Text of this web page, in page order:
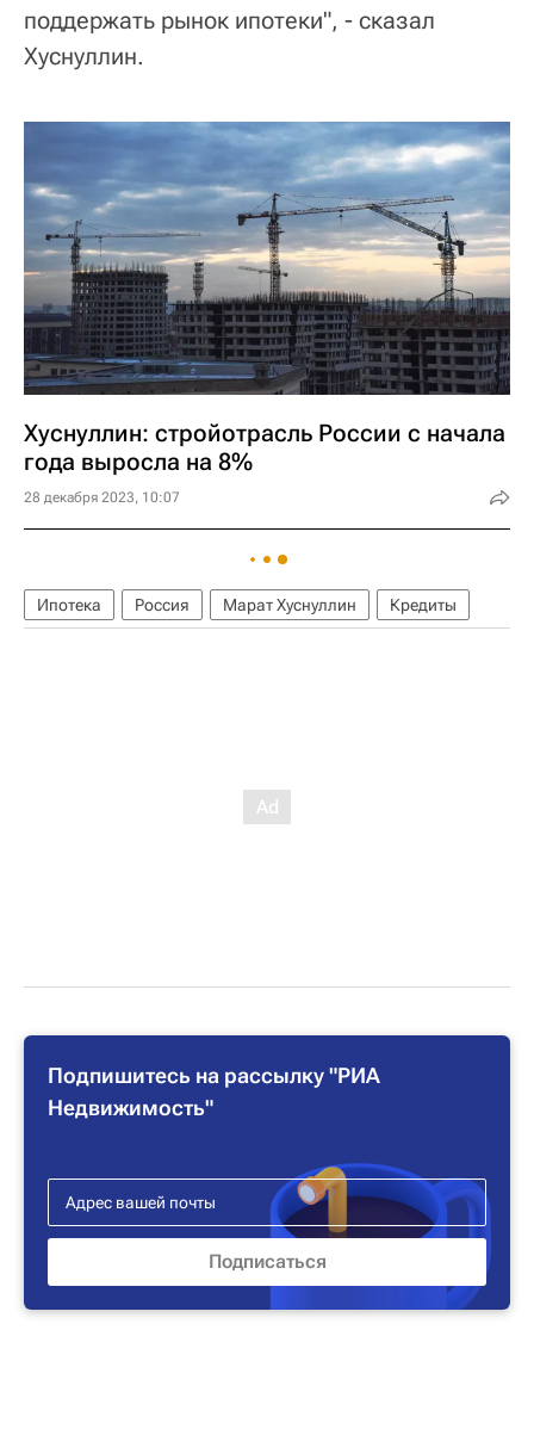
поддержать рынок ипотеки", - сказал
Хуснуллин.
Хуснуллин: стройотрасль России с начала
года выросла на 8%
28 декабря 2023, 10:07
Ипотека Россия Марат Хуснуллин Кредиты
Подпишитесь на рассылку "РИА
Недвижимость"